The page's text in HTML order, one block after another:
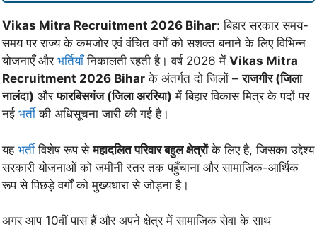
Vikas Mitra Recruitment 2026 Bihar: बिहार सरकार समय-
समय पर राज्य के कमजोर एवं वंचित वर्गों को सशक्त बनाने के लिए विभिन्न
योजनाएँ और भर्तियाँनिकालती रहती है। वर्ष 2026 में Vikas Mitra
Recruitment 2026 Bihar के अंतर्गत दो जिलों –राजगीर (जिला
नालंदा) औरफारबिसगंज (जिला अररिया) में बिहार विकास मित्र के पदों पर
नई भर्ती की अधिसूचना जारी की गई है।
यह भर्ती विशेष रूप सेमहादलित परिवार बहुल क्षेत्रोंके लिए है, जिसका उद्देश्य
सरकारी योजनाओं को जमीनी स्तर तक पहुँचाना और सामाजिक-आर्थिक
रूप से पिछड़े वर्गों को मुख्यधारा से जोड़ना है।
अगर आप 10वीं पास हैं और अपने क्षेत्र में सामाजिक सेवा के साथ